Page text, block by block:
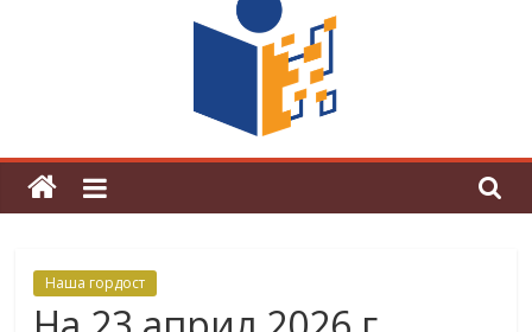
Магията на Андерсен оживя в ОУ
„Любен Каравелов“
Наша гордост